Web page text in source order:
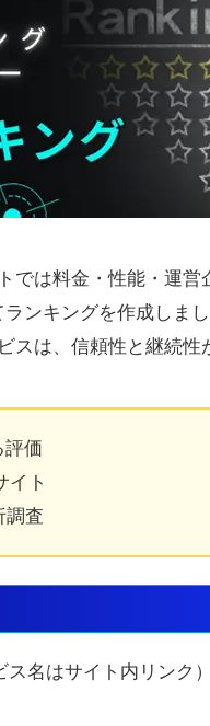
では料金・性能・運営
ンキングを作成しまし
スは、信頼性と継続性
評価
イト
調査
名はサイト内リンク）